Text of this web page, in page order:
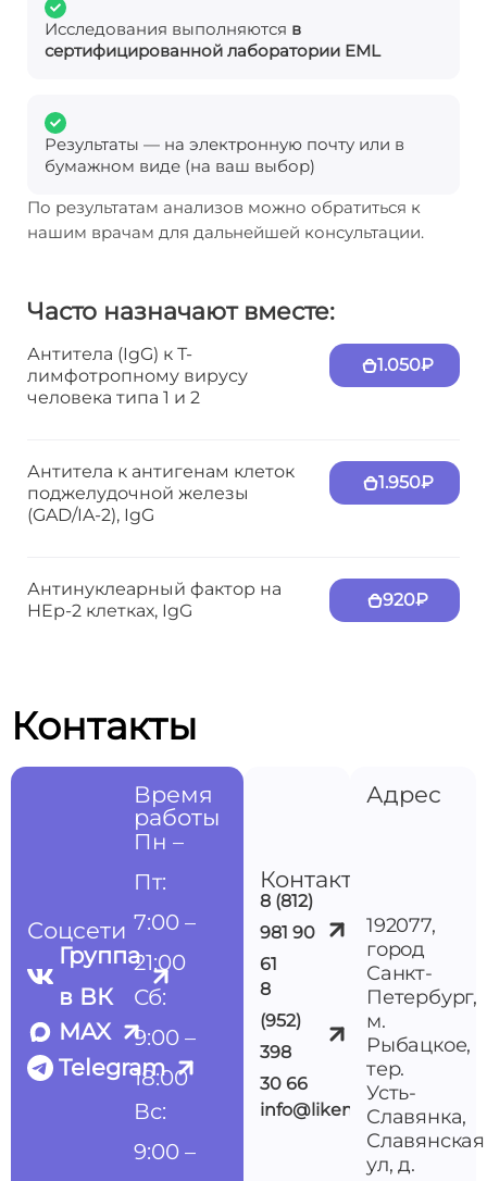
Исследования выполняются в
сертифицированной лаборатории EML
Результаты — на электронную почту или в
бумажном виде (на ваш выбор)
По результатам анализов можно обратиться к
нашим врачам для дальнейшей консультации.
Часто назначают вместе:
Антитела (IgG) к Т-
лимфотропному вирусу
человека типа 1 и 2
1.050₽
Антитела к антигенам клеток
поджелудочной железы
(GAD/IA-2), IgG
1.950₽
Антинуклеарный фактор на
HEp-2 клетках, IgG
920₽
Контакты
Контакты
8 (812)
981 90
61
8
(952)
398
30 66
info@likemedspb.ru
Адрес
192077,
город
Санкт-
Петербург,
м.
Рыбацкое,
тер.
Усть-
Славянка,
Славянская
ул, д.
Соцсети
Группа
в ВК
MAX
Telegram
Время
работы
Пн –
Пт:
7:00 –
21:00
Сб:
9:00 –
18:00
Вс:
9:00 –